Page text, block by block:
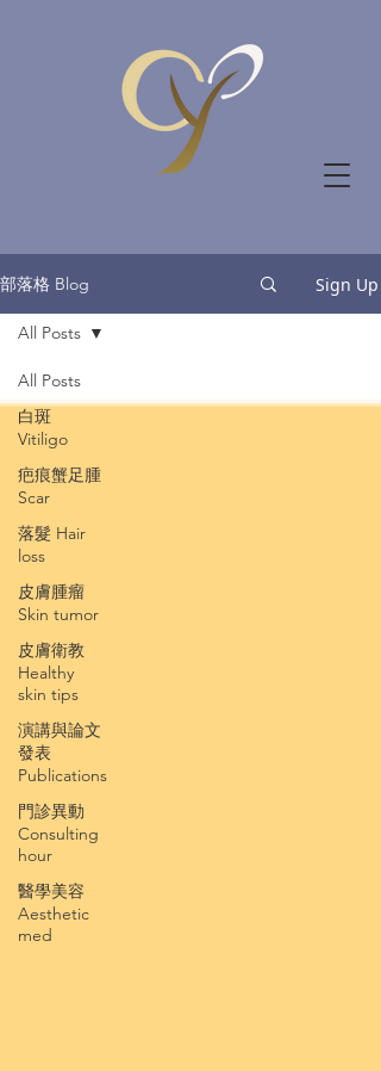
部落格 Blog Sign Up
All Posts
白斑
Vitiligo
疤痕蟹足腫
Scar
落髮 Hair
loss
皮膚腫瘤
Skin tumor
皮膚衛教
Healthy
skin tips
演講與論文
發表
Publications
門診異動
Consulting
hour
醫學美容
Aesthetic
med
All Posts